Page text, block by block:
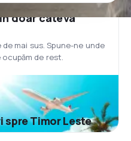
doar câteva
mai sus. Spune-ne unde
de rest.
spre Timor Leste